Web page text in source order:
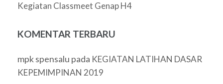
Kegiatan Classmeet Genap H4
KOMENTAR TERBARU
mpk spensalu pada KEGIATAN LATIHAN DASAR
KEPEMIMPINAN 2019